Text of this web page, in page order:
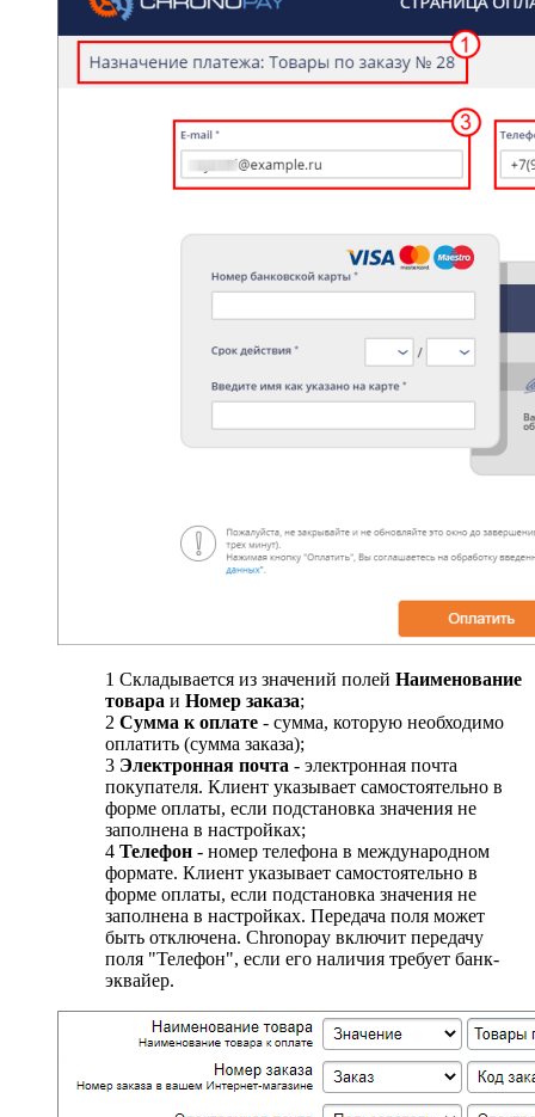
1 Складывается из значений полей Наименование
товара и Номер заказа;
2 Сумма к оплате - сумма, которую необходимо
оплатить (сумма заказа);
3 Электронная почта - электронная почта
покупателя. Клиент указывает самостоятельно в
форме оплаты, если подстановка значения не
заполнена в настройках;
4 Телефон - номер телефона в международном
формате. Клиент указывает самостоятельно в
форме оплаты, если подстановка значения не
заполнена в настройках. Передача поля может
быть отключена. Chronopay включит передачу
поля "Телефон", если его наличия требует банк-
эквайер.